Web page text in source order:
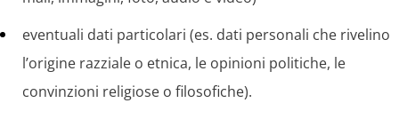
eventuali dati particolari (es. dati personali che rivelino
l’origine razziale o etnica, le opinioni politiche, le
convinzioni religiose o filosofiche).